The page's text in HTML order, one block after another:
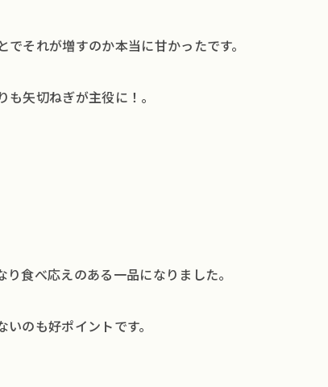
それが増すのか本当に甘かったです。
矢切ねぎが主役に！。
食べ応えのある一品になりました。
のも好ポイントです。